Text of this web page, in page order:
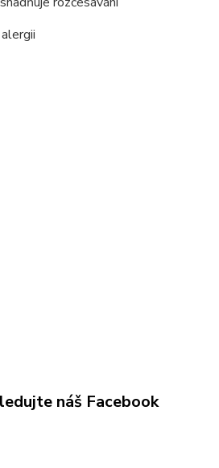
náš Facebook